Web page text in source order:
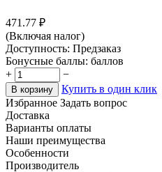
471.77 ₽
(Включая налог)
Доступность: Предзаказ
Бонусные баллы: баллов
+
−
В корзину
Купить в один клик
Избранное Задать вопрос
Доставка
Варианты оплаты
Наши преимущества
Особенности
Производитель